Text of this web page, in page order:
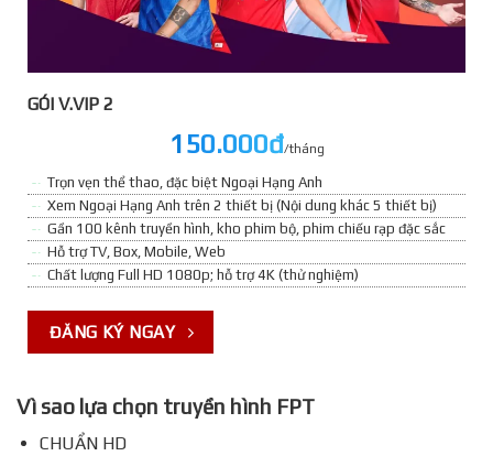
GÓI V.VIP 2
150.000đ/tháng
Trọn vẹn thể thao, đặc biệt Ngoại Hạng Anh
Xem Ngoại Hạng Anh trên 2 thiết bị (Nội dung khác 5 thiết bị)
Gần 100 kênh truyền hình, kho phim bộ, phim chiếu rạp đặc sắc
Hỗ trợ TV, Box, Mobile, Web
Chất lượng Full HD 1080p; hỗ trợ 4K (thử nghiệm)
ĐĂNG KÝ NGAY
Vì sao lựa chọn truyền hình FPT
CHUẨN HD